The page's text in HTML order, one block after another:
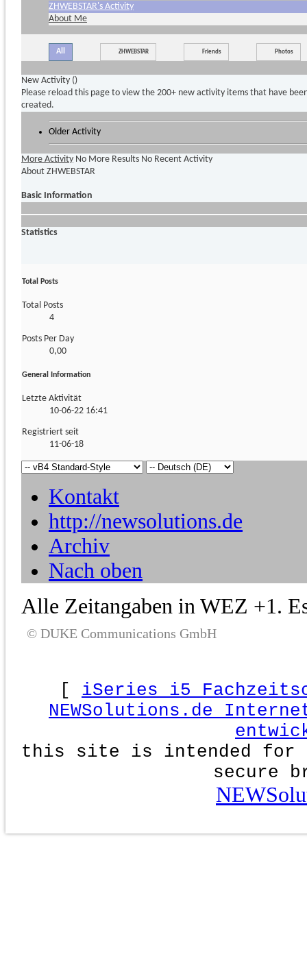
ZHWEBSTAR's Activity
About Me
All ZHWEBSTAR Friends Photos
New Activity ()
Please reload this page to view the 200+ new activity items that have
created.
Older Activity
More Activity No More Results No Recent Activity
About ZHWEBSTAR
Basic Information
Statistics
Total Posts
Total Posts
4
Posts Per Day
0,00
General Information
Letzte Aktivität
10-06-22 16:41
Registriert seit
11-06-18
Kontakt
http://newsolutions.de
Archiv
Nach oben
Alle Zeitangaben in WEZ +1.
© DUKE Communications GmbH
[ iSeries i5
NEWSolutions.de
this site is intended for
secure